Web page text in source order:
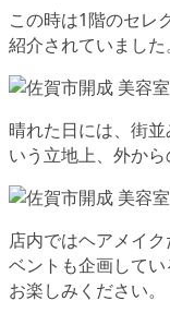
この時は1階のセレ
紹介されていました。
晴れた日には、街
いう立地上、外から
店内ではヘアメイ
ベントも企画して
お楽しみください。